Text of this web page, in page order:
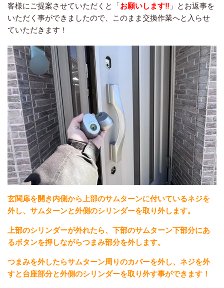
客様にご提案させていただくと「お願いします‼︎ 」とお返事を
いただく事ができましたので、このまま交換作業へと入らせ
ていただきます！
玄関扉を開き内側から上部のサムターンに付いているネジを
外し、サムターンと外側のシリンダーを取り外します。
上部のシリンダーが外れたら、下部のサムターン下部分にあ
るボタンを押しながらつまみ部分を外します。
つまみを外したらサムターン周りのカバーを外し、ネジを外
すと台座部分と外側のシリンダーを取り外す事ができます！